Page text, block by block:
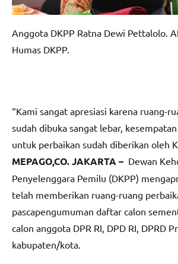
Anggota DKPP Ratna Dewi Pettalolo.
Humas DKPP.
“Kami sangat apresiasi karena ruang-
sudah dibuka sangat lebar,
untuk perbaikan sudah diberikan oleh
MEPAGO,CO. JAKARTA – Dewan
Penyelenggara Pemilu (DKPP)
telah memberikan ruang-ruang
pascapengumuman daftar calon
calon anggota DPR RI, DPD RI, DPRD
kabupaten/kota.